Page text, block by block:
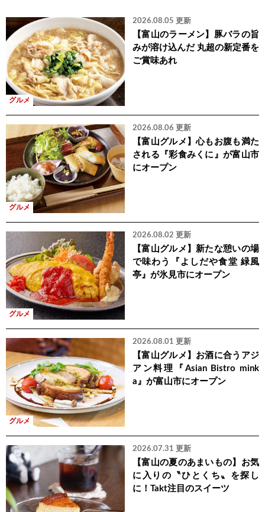
グルメ
2026.08.05 更新
【富山のラーメン】豚バラの旨
みが溶け込んだ 丸超の新定番を
ご賞味あれ
グルメ
2026.08.06 更新
【富山グルメ】心もお腹も満た
される『彩食みくに』が富山市
にオープン
グルメ
2026.08.02 更新
【富山グルメ】新たな憩いの場
で味わう『よしだや食堂 緑風
亭』が氷見市にオープン
グルメ
2026.08.01 更新
【富山グルメ】お酒に合うアジ
アン料理『Asian Bistro mink
a』が富山市にオープン
2026.07.31 更新
【富山の夏のあまいもの】お気
に入りの〝ひとくち〟を探し
に！Takt注目のスイーツ